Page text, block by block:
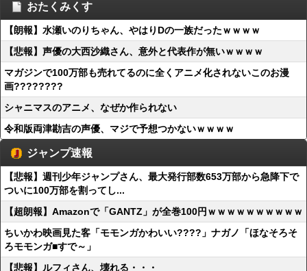
おたくみくす
【朗報】水瀬いのりちゃん、やはりDの一族だったｗｗｗｗ
【悲報】声優の大西沙織さん、意外と代表作が無いｗｗｗｗ
マガジンで100万部も売れてるのに全くアニメ化されないこのお漫
画????????
シャニマスのアニメ、なぜか作られない
令和版両津勘吉の声優、マジで予想つかないｗｗｗｗ
ジャンプ速報
【悲報】週刊少年ジャンプさん、最大発行部数653万部から急降下で
ついに100万部を割ってし...
【超朗報】Amazonで「GANTZ」が全巻100円ｗｗｗｗｗｗｗｗｗｗ
ちいかわ映画見た客「モモンガかわいい????」ナガノ「ほなそろそ
ろモモンガ■すで～」
【悲報】ルフィさん、壊れる・・・